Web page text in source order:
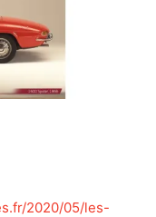
2020/05/les-